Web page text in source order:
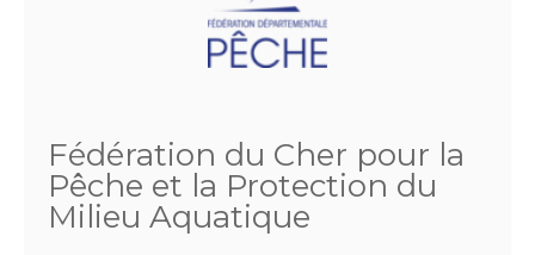
Fédération du Cher pour la
Pêche et la Protection du
Milieu Aquatique